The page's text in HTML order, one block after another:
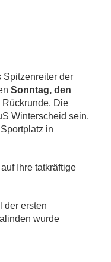
Spitzenreiter der
Sonntag, den
Rückrunde. Die
Winterscheid sein.
in
Ihre tatkräftige
der ersten
wurde